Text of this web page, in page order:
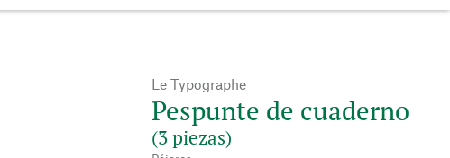
Le Typographe
Pespunte de cuaderno
(3 piezas)